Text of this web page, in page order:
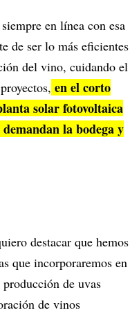
en línea con esa
de ser lo más eficientes
del vino, cuidando el
en el corto
solar fotovoltaica
la bodega y
destacar que hemos
que incorporaremos en
de uvas
de vinos